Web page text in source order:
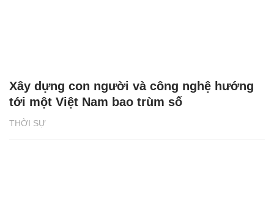
THỜI SỰ
Xây dựng con người và công nghệ hướng
tới một Việt Nam bao trùm số